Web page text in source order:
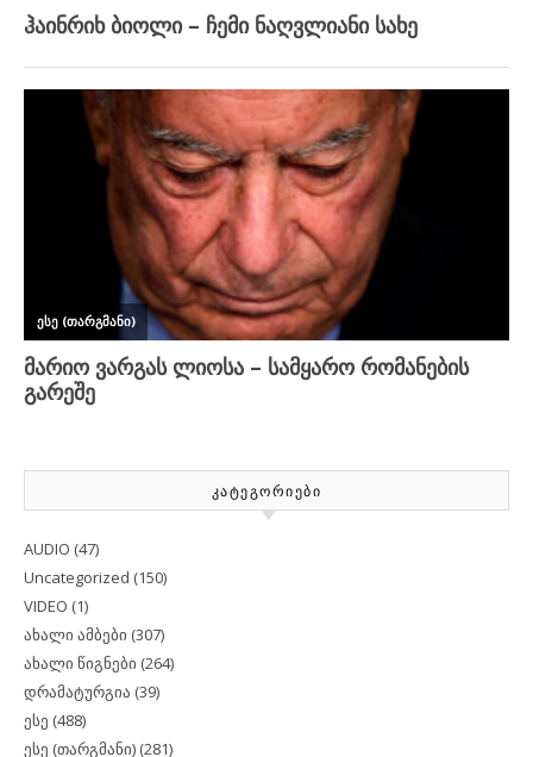
ᲙᲐᲢᲔᲒᲝᲠᲘᲔᲑᲘ
AUDIO (47)
Uncategorized (150)
VIDEO (1)
ახალი ამბები (307)
ახალი წიგნები (264)
დრამატურგია (39)
ესე (488)
ესე (თარგმანი) (281)